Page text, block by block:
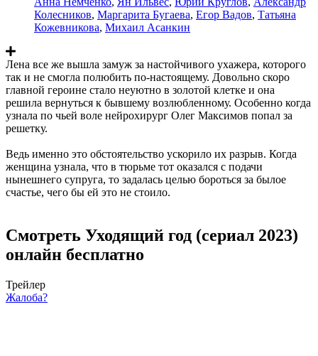
Колесников, Маргарита Бугаева, Егор Вадов, Татьяна
Кожевникова, Михаил Асанкин
Лена все же вышла замуж за настойчивого ухажера, которого
так и не смогла полюбить по-настоящему. Довольно скоро
главной героине стало неуютно в золотой клетке и она
решила вернуться к бывшему возлюбленному. Особенно когда
узнала по чьей воле нейрохирург Олег Максимов попал за
решетку.
Ведь именно это обстоятельство ускорило их разрыв. Когда
женщина узнала, что в тюрьме тот оказался с подачи
нынешнего супруга, то задалась целью бороться за былое
счастье, чего бы ей это не стоило.
Смотреть Уходящий год (сериал 2023)
онлайн бесплатно
Трейлер
Жалоба?